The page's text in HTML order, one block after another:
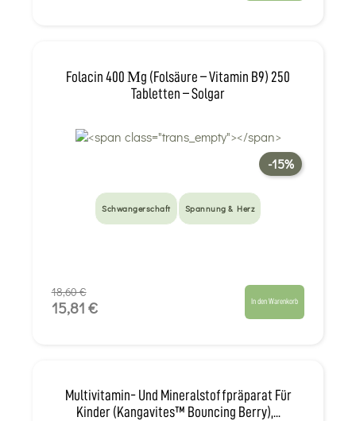
Folacin 400 Μg (Folsäure – Vitamin B9) 250
Tabletten – Solgar
-15%
Schwangerschaft Spannung & Herz
18,60 €
15,81 € In den Warenkorb
Multivitamin- Und Mineralstoffpräparat Für
Kinder (Kangavites™ Bouncing Berry),...